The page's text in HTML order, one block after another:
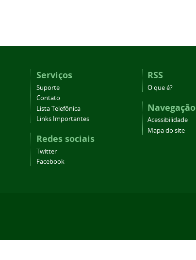
Serviços
Suporte
Contato
Lista Telefônica
Links Importantes
Redes sociais
Twitter
Facebook
RSS
O que é?
Navegação
Acessibilidade
Mapa do site